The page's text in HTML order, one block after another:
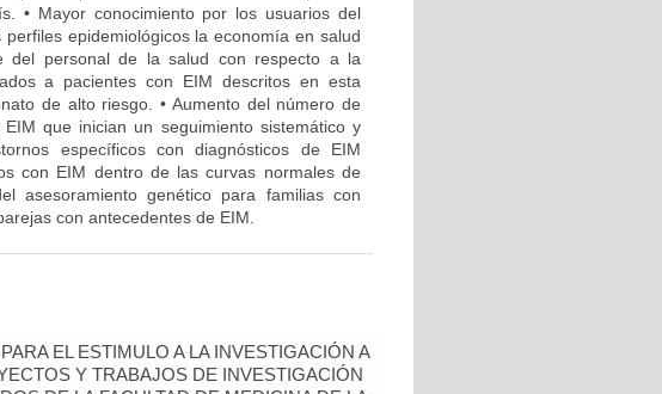
• Mayor conocimiento por los usuarios del
epidemiológicos la economía en salud
del personal de la salud con respecto a la
a pacientes con EIM descritos en esta
de alto riesgo. • Aumento del número de
que inician un seguimiento sistemático y
específicos con diagnósticos de EIM
con EIM dentro de las curvas normales de
asesoramiento genético para familias con
con antecedentes de EIM.
EL ESTIMULO A LA INVESTIGACIÓN A
Y TRABAJOS DE INVESTIGACIÓN